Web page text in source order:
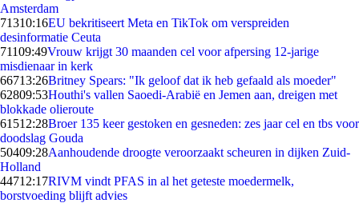
Amsterdam
71310:16EU bekritiseert Meta en TikTok om verspreiden
desinformatie Ceuta
71109:49Vrouw krijgt 30 maanden cel voor afpersing 12-jarige
misdienaar in kerk
66713:26Britney Spears: "Ik geloof dat ik heb gefaald als moeder"
62809:53Houthi's vallen Saoedi-Arabië en Jemen aan, dreigen met
blokkade olieroute
61512:28Broer 135 keer gestoken en gesneden: zes jaar cel en tbs voor
doodslag Gouda
50409:28Aanhoudende droogte veroorzaakt scheuren in dijken Zuid-
Holland
44712:17RIVM vindt PFAS in al het geteste moedermelk,
borstvoeding blijft advies